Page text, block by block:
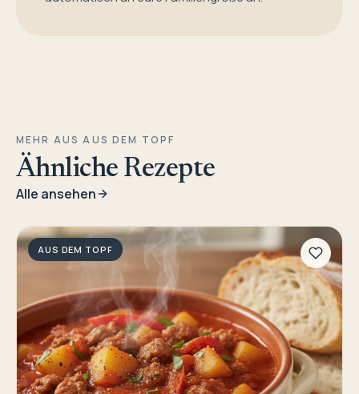
MEHR AUS AUS DEM TOPF
Ähnliche Rezepte
Alle ansehen
AUS DEM TOPF